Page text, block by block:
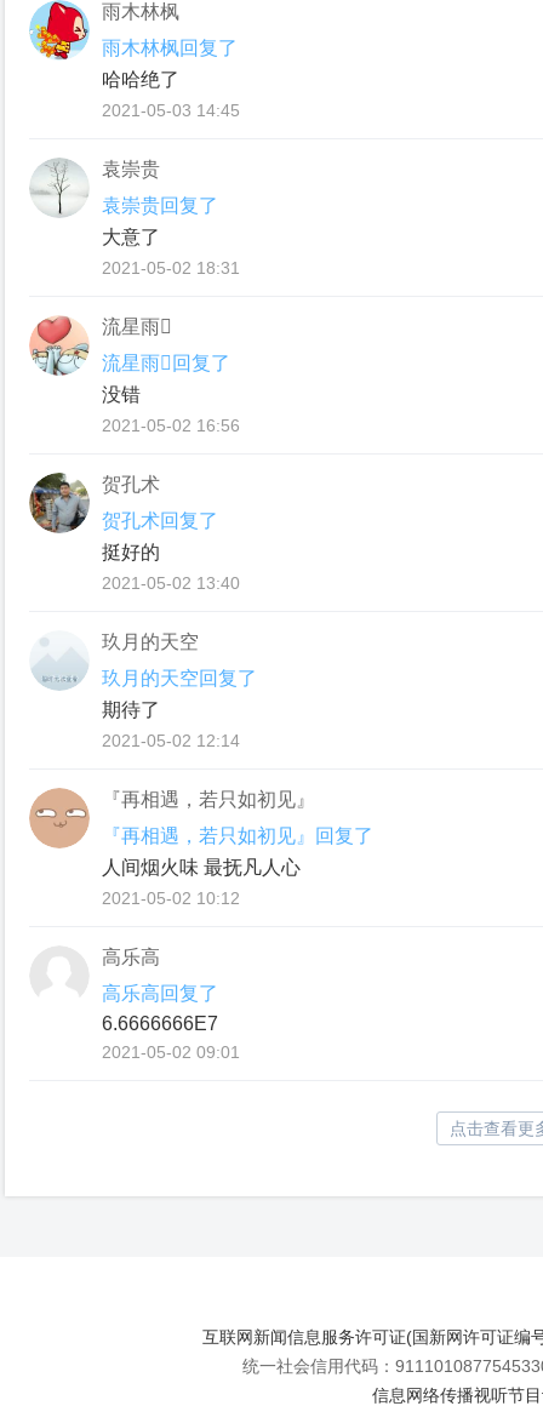
雨木林枫
雨木林枫回复了
哈哈绝了
2021-05-03 14:45
袁崇贵
袁崇贵回复了
大意了
2021-05-02 18:31
流星雨
流星雨回复了
没错
2021-05-02 16:56
贺孔术
贺孔术回复了
挺好的
2021-05-02 13:40
玖月的天空
玖月的天空回复了
期待了
2021-05-02 12:14
『再相遇，若只如初见』
『再相遇，若只如初见』回复了
人间烟火味 最抚凡人心
2021-05-02 10:12
高乐高
高乐高回复了
6.6666666E7
2021-05-02 09:01
点击查看更
互联网新闻信息服务许可证(国新网许可证编
统一社会信用代码：
信息网络传播视听节